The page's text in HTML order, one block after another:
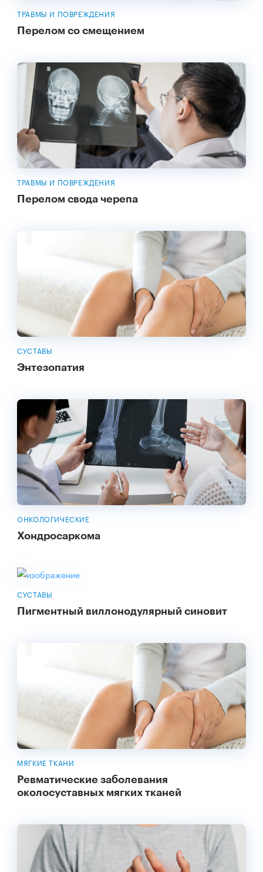
ТРАВМЫ И ПОВРЕЖДЕНИЯ
Перелом со смещением
ТРАВМЫ И ПОВРЕЖДЕНИЯ
Перелом свода черепа
СУСТАВЫ
Энтезопатия
ОНКОЛОГИЧЕСКИЕ
Хондросаркома
СУСТАВЫ
Пигментный виллонодулярный синовит
МЯГКИЕ ТКАНИ
Ревматические заболевания
околосуставных мягких тканей